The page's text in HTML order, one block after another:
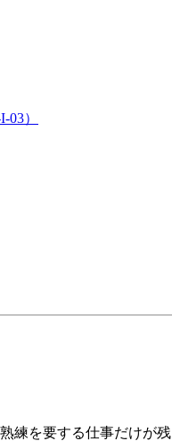
）
練を要する仕事だけが残